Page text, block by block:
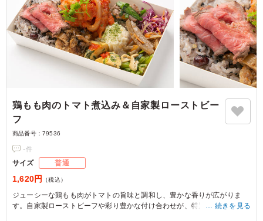
鶏もも肉のトマト煮込み＆自家製ローストビー
フ
商品番号： 79536
-件
サイズ 普通
1,620円 （税込）
ジューシーな鶏もも肉がトマトの旨味と調和し、豊かな香りが広がりま
す。自家製ローストビーフや彩り豊かな付け合わせが、特別なひとときを
続きを見る